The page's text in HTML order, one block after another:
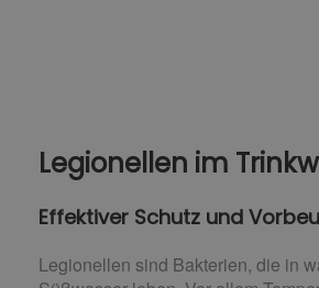
Legionellen im
Effektiver Schutz und
Legionellen sind Bakterien, die in